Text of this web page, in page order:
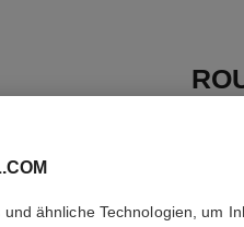
ähnliche Technologien, um